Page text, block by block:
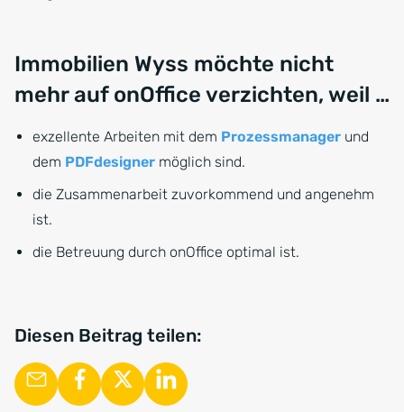
Immobilien Wyss möchte nicht
mehr auf onOffice verzichten, weil …
exzellente Arbeiten mit dem Prozessmanager und
dem PDFdesigner möglich sind.
die Zusammenarbeit zuvorkommend und angenehm
ist.
die Betreuung durch onOffice optimal ist.
Diesen Beitrag teilen: